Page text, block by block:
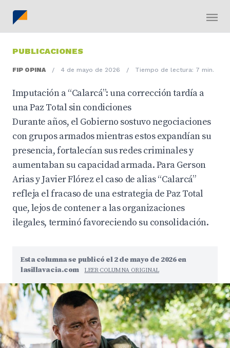
PUBLICACIONES
FIP OPINA / 4 de mayo de 2026 / Tiempo de lectura: 7 min.
Imputación a “Calarcá”: una corrección tardía a
una Paz Total sin condiciones
Durante años, el Gobierno sostuvo negociaciones
con grupos armados mientras estos expandían su
presencia, fortalecían sus redes criminales y
aumentaban su capacidad armada. Para Gerson
Arias y Javier Flórez el caso de alias “Calarcá”
refleja el fracaso de una estrategia de Paz Total
que, lejos de contener a las organizaciones
ilegales, terminó favoreciendo su consolidación.
Esta columna se publicó el 2 de mayo de 2026 en
lasillavacia.com
LEER COLUMNA ORIGINAL